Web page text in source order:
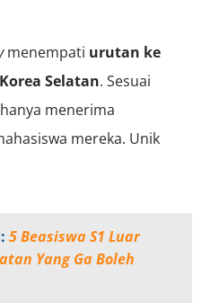
menempati urutan ke
Selatan. Sesuai
menerima
mereka. Unik
5 Beasiswa S1 Luar
Yang Ga Boleh